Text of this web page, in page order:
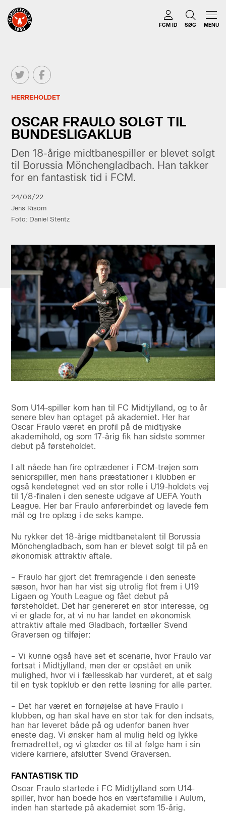
FCM ID SØG MENU
HERREHOLDET
OSCAR FRAULO SOLGT TIL
BUNDESLIGAKLUB
Den 18-årige midtbanespiller er blevet solgt
til Borussia Mönchengladbach. Han takker
for en fantastisk tid i FCM.
24/06/22
Jens Risom
Foto: Daniel Stentz
Som U14-spiller kom han til FC Midtjylland, og to år
senere blev han optaget på akademiet. Her har
Oscar Fraulo været en profil på de midtjyske
akademihold, og som 17-årig fik han sidste sommer
debut på førsteholdet.
I alt nåede han fire optrædener i FCM-trøjen som
seniorspiller, men hans præstationer i klubben er
også kendetegnet ved en stor rolle i U19-holdets vej
til 1/8-finalen i den seneste udgave af UEFA Youth
League. Her bar Fraulo anførerbindet og lavede fem
mål og tre oplæg i de seks kampe.
Nu rykker det 18-årige midtbanetalent til Borussia
Mönchengladbach, som han er blevet solgt til på en
økonomisk attraktiv aftale.
– Fraulo har gjort det fremragende i den seneste
sæson, hvor han har vist sig utrolig flot frem i U19
Ligaen og Youth League og fået debut på
førsteholdet. Det har genereret en stor interesse, og
vi er glade for, at vi nu har landet en økonomisk
attraktiv aftale med Gladbach, fortæller Svend
Graversen og tilføjer:
– Vi kunne også have set et scenarie, hvor Fraulo var
fortsat i Midtjylland, men der er opstået en unik
mulighed, hvor vi i fællesskab har vurderet, at et salg
til en tysk topklub er den rette løsning for alle parter.
– Det har været en fornøjelse at have Fraulo i
klubben, og han skal have en stor tak for den indsats,
han har leveret både på og udenfor banen hver
eneste dag. Vi ønsker ham al mulig held og lykke
fremadrettet, og vi glæder os til at følge ham i sin
videre karriere, afslutter Svend Graversen.
FANTASTISK TID
Oscar Fraulo startede i FC Midtjylland som U14-
spiller, hvor han boede hos en værtsfamilie i Aulum,
inden han startede på akademiet som 15-årig.